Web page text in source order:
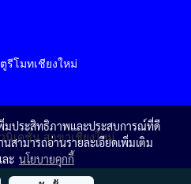
รีโมทเชียงใหม่
เคชั่น สาขาเชียงใหม่
พิ่มประสิทธิภาพและประสบการณ์ที่ดี
สามารถอ่านรายละเอียดเพิ่มเติม
ละ นโยบายคุกกี้